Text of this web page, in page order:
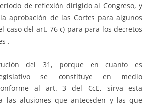
de reflexión dirigido al Congreso, y
aprobación de las Cortes para algunos
caso del art. 76 c) para para los decretos
.
del 31, porque en cuanto es
se constituye en medio
al art. 3 del CcE, sirva esta
las alusiones que anteceden y las que